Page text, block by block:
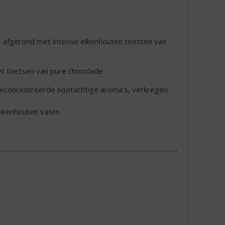
met intense eikenhouten toetsen van
toetsen van pure chocolade
nootachtige aroma’s, verkregen
vaten